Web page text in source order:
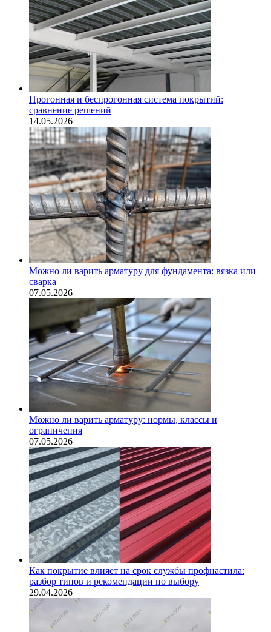
Прогонная и беспрогонная система покрытий:
сравнение решений
14.05.2026
Можно ли варить арматуру для фундамента: вязка или
сварка
07.05.2026
Можно ли варить арматуру: нормы, классы и
ограничения
07.05.2026
Как покрытие влияет на срок службы профнастила:
разбор типов и рекомендации по выбору
29.04.2026